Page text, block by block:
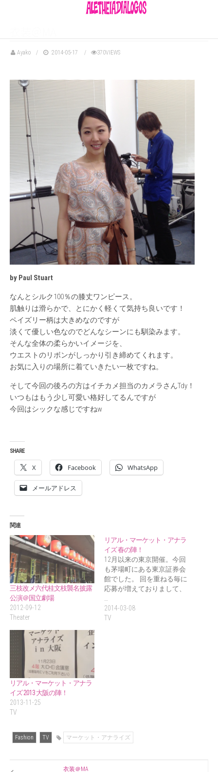
Ayako 2014-05-17 370VIEWS
by Paul Stuart
なんとシルク100％の膝丈ワンピース。
肌触りは滑らかで、とにかく軽くて気持ち良いです！
ペイズリー柄は大きめなのですが
淡くて優しい色なのでどんなシーンにも馴染みます。
そんな全体の柔らかいイメージを、
ウエストのリボンがしっかり引き締めてくれます。
お気に入りの場所に着ていきたい一枚ですね。
そして今回の後ろの方はイチカメ担当のカメラさんTdy！
いつもはもう少し可愛い格好してるんですが
今回はシックな感じですねw
SHARE
X Facebook WhatsApp
メールアドレス
関連
三枝改メ六代桂文枝襲名披露
公演＠国立劇場
2012-09-12
Theater
リアル・マーケット・アナラ
イズ 春の陣！
12月以来の東京開催。今回
も茅場町にある東京証券会
館でした。 回を重ねる毎に
応募が増えておりまして、
2014-03-08
TV
リアル・マーケット・アナラ
イズ 2013 大阪の陣！
2013-11-25
TV
Fashion TV マーケット・アナライズ
衣装＠MA